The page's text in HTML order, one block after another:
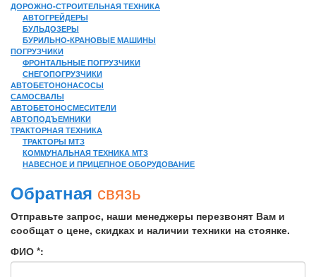
ДОРОЖНО-СТРОИТЕЛЬНАЯ ТЕХНИКА
АВТОГРЕЙДЕРЫ
БУЛЬДОЗЕРЫ
БУРИЛЬНО-КРАНОВЫЕ МАШИНЫ
ПОГРУЗЧИКИ
ФРОНТАЛЬНЫЕ ПОГРУЗЧИКИ
СНЕГОПОГРУЗЧИКИ
АВТОБЕТОНОНАСОСЫ
САМОСВАЛЫ
АВТОБЕТОНОСМЕСИТЕЛИ
АВТОПОДЪЕМНИКИ
ТРАКТОРНАЯ ТЕХНИКА
ТРАКТОРЫ МТЗ
КОММУНАЛЬНАЯ ТЕХНИКА МТЗ
НАВЕСНОЕ И ПРИЦЕПНОЕ ОБОРУДОВАНИЕ
Обратная связь
Отправьте запрос, наши менеджеры перезвонят Вам и
сообщат о цене, скидках и наличии техники на стоянке.
ФИО *: